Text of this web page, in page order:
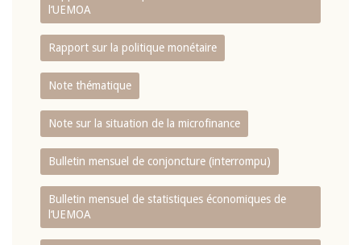
l‘UEMOA
Rapport sur la politique monétaire
Note thématique
Note sur la situation de la microfinance
Bulletin mensuel de conjoncture (interrompu)
Bulletin mensuel de statistiques économiques de
l‘UEMOA